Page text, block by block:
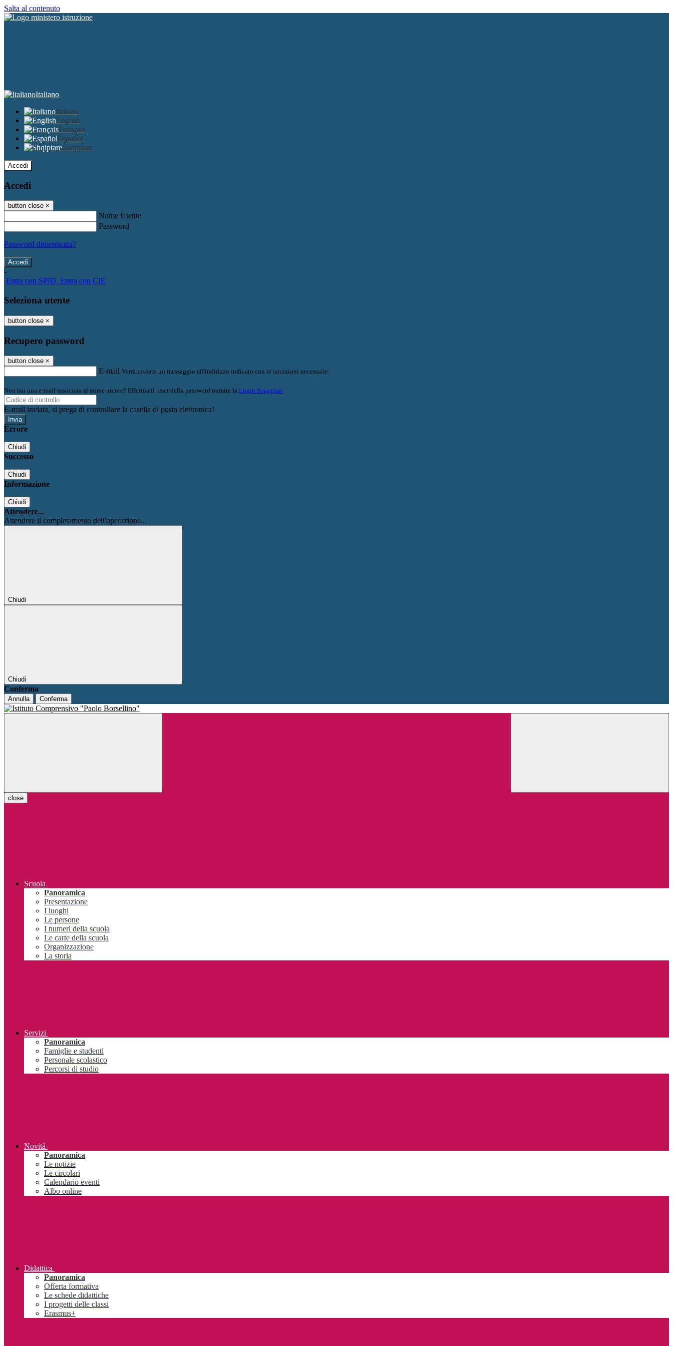
Salta al contenuto
Italiano
Italiano
English
Français
Español
Shqiptare
Accedi
Accedi
button close ×
Nome Utente
Password
Password dimenticata?
-
Entra con SPID Entra con CIE
Seleziona utente
button close ×
Recupero password
button close ×
E-mail Verrà inviato un messaggio all'indirizzo indicato con le istruzioni necessarie.
Non hai una e-mail associata al nome utente? Effettua il reset della password tramite la Login Spaggiari
E-mail inviata, si prega di controllare la casella di posta elettronica!
Errore
Chiudi
Successo
Chiudi
Informazione
Chiudi
Attendere...
Attendere il completamento dell'operazione...
Chiudi
Chiudi
Conferma
Annulla Conferma
close
Scuola
Panoramica
Presentazione
I luoghi
Le persone
I numeri della scuola
Le carte della scuola
Organizzazione
La storia
Servizi
Panoramica
Famiglie e studenti
Personale scolastico
Percorsi di studio
Novità
Panoramica
Le notizie
Le circolari
Calendario eventi
Albo online
Didattica
Panoramica
Offerta formativa
Le schede didattiche
I progetti delle classi
Erasmus+